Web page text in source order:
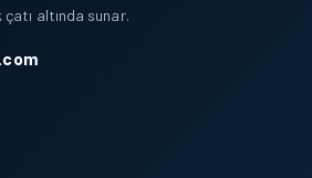
altında sunar.